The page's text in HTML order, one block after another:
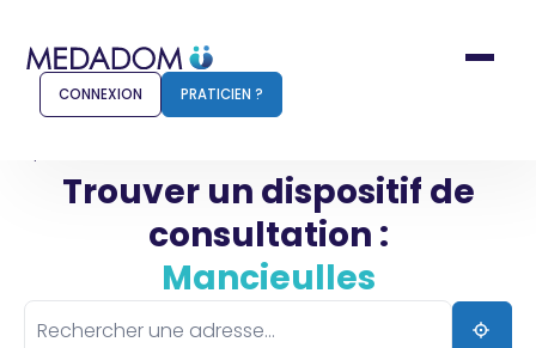
Comment ça marche ?
CONNEXION PRATICIEN ?
Trouver un dispositif de
consultation :
Mancieulles